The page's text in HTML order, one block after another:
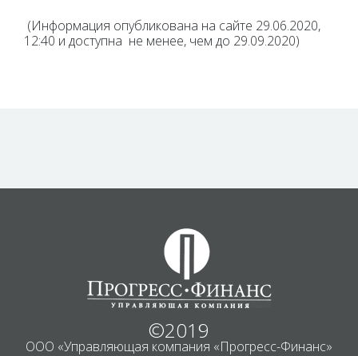
(Информация опубликована на сайте 29.06.2020,
12:40 и доступна не менее, чем до 29.09.2020)
©2019
ООО «Управляющая компания «Прогресс-Финанс»